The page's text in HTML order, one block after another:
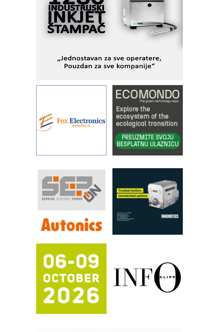
I.SAFE MOBILE revolucioniše
industrijsku automatizaciju
pionirskimmobile operator PANEL-OM
Fleksibilno stezanje i brzo
KIP KOP – napredna rešenja za
savremene industrijske i logističke
Alba d.o.o. – 35 godina preciznosti u
metrologiji i pametnim dozirnim
rešenjima
IBeRTIM - oprema za ispitivanje
STAUFF – Komponente koje
sistema
YAMADA pumpe – japanska
pouzdanost u transferu fluida
Filtration Group Industrial – Napredna
rešenja za filtraciju u hidrauličkim i
procesnim sistemima
FANUC: Najbolje za vašu pametnu
automatizaciju
Efikasno upravljanje energijom
Automatizacija pakovanja · Display
(Shelf-Ready) omotnice
Potpuna efikasnost bez složenih